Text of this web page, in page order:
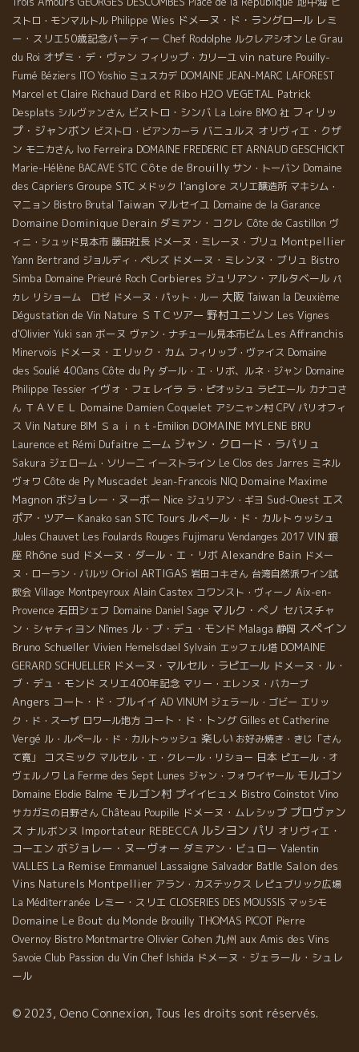
ストロ・モンマルトル Philippe Wies ドメーヌ・ド・ラングロール レミ
ー・スリエ50歳記念パーティー Chef Rodolphe ルクレアシオン Le Grau
du Roi オザミ・デ・ヴァン フィリップ・カリーユ vin nature Pouilly-
Fumé Béziers ITO Yoshio ミュスカデ DOMAINE JEAN-MARC LAFOREST
Marcel et Claire Richaud Dard et Ribo H2O VEGETAL Patrick
Desplats シルヴァンさん ビストロ・シンバ La Loire BMO 社 フィリッ
プ・ジャンボン ビストロ・ビアンカーラ バニュルス オリヴィエ・クザ
ン モニカさん Ivo Ferreira DOMAINE FREDERIC ET ARNAUD GESCHICKT
Marie-Hélène BACAVE STC Côte de Brouilly サン・トーバン Domaine
des Capriers Groupe STC メドック l'anglore スリエ醸造所 マキシム・
マニョン Bistro Brutal Taiwan マルセイユ Domaine de la Garance
Domaine Dominique Derain ダミアン・コクレ Côte de Castillon ヴ
ィニ・シュッド見本市 藤田社長 ドメーヌ・ミレーヌ・ブリュ Montpellier
Yann Bertrand ジョルディ・ペレズ ドメーヌ・ミレンヌ・ブリュ Bistro
Simba Domaine Prieuré Roch Corbieres ジュリアン・アルタベール パ
カレ リショーム ロゼ ドメーヌ・パット・ルー 大阪 Taiwan la Deuxième
Dégustation de Vin Nature ＳＴＣツアー 野村ユニソン Les Vignes
d'Olivier Yuki san ボーヌ ヴァン・ナチュール見本市ビム Les Affranchis
Minervois ドメーヌ・エリック・カム フィリップ・ヴァイス Domaine
des Soulié 400ans Côte du Py ダール・エ・リボ、ルネ・ジャン Domaine
Philippe Tessier イヴォ・フェレイラ ラ・ピオッシュ ラピエール カナコさ
ん ＴＡＶＥＬ Domaine Damien Coquelet アシニャン村 CPV パリオフィ
ス Vin Nature BIM Ｓａｉｎｔ-Emilion DOMAINE MYLENE BRU
Laurence et Rémi Dufaitre ニーム ジャン・クロード・ラパリュ
Sakura ジェローム・ソリーニ イーストライン Le Clos des Jarres ミネル
ヴォワ Côte de Py Muscadet Jean-Francois NIQ Domaine Maxime
Magnon ボジョレー・ヌーボー Nice ジュリアン・ギヨ Sud-Ouest エス
ポア・ツアー Kanako san STC Tours ルペール・ド・カルトゥッシュ
Jules Chauvet Les Foulards Rouges Fujimaru Vendanges 2017 VIN 銀
座 Rhône sud ドメーヌ・ダール・エ・リボ Alexandre Bain ドメー
ヌ・ローラン・バルツ Oriol ARTIGAS 岩田コキさん 台湾自然派ワイン試
飲会 Village Montpeyroux Alain Castex コワンスト・ヴィーノ Aix-en-
Provence 石田シェフ Domaine Daniel Sage マルク・ぺノ セバスチャ
ン・シャティヨン Nîmes ル・ブ・デュ・モンド Malaga 静岡 スペイン
Bruno Schueller Vivien Hemelsdael Sylvain エッフェル塔 DOMAINE
GERARD SCHUELLER ドメーヌ・マルセル・ラピエール ドメーヌ・ル・
ブ・デュ・モンド スリエ400年記念 マリー・エレンヌ・バカーブ
Angers コート・ド・ブルイイ AD VINUM ジェラール・ゴビー エリッ
ク・ド・スーザ ロワール地方 コート・ド・トング Gilles et Catherine
Vergé ル・ルペール・ド・カルトゥッシュ 楽しい お好み焼き・きじ「さん
て寛」
コスミック マルセル・エ・クレール・リショー 日本 ピエール・オ
ヴェルノワ La Ferme des Sept Lunes ジャン・フォワイヤール モルゴン
Domaine Elodie Balme モルゴン村 プイイヒュメ Bistro Coinstot Vino
サカガミの日野さん Château Poupille ドメーヌ・ムレシップ プロヴァン
ス ナルボンヌ Importateur REBECCA ルシヨン パリ オリヴィエ・
コーエン ボジョレー・ヌーヴォー ダミアン・ビュロー Valentin
VALLES La Remise Emmanuel Lassaigne Salvador Batlle Salon des
Vins Naturels Montpellier アラン・カステックス レピュブリック広場
La Méditerranée レミー・スリエ CLOSERIES DES MOUSSIS マッシモ
Domaine Le Bout du Monde Brouilly THOMAS PICOT Pierre
Overnoy Bistro Montmartre Olivier Cohen 九州 aux Amis des Vins
Savoie Club Passion du Vin Chef Ishida ドメーヌ・ジェラール・シュレ
ール
© 2023, Oeno Connexion, Tous les droits sont réservés.